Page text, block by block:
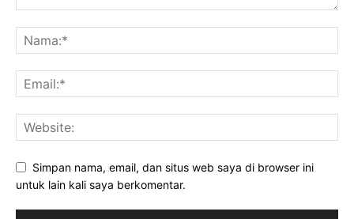
Simpan nama, email, dan situs web saya di browser ini
untuk lain kali saya berkomentar.